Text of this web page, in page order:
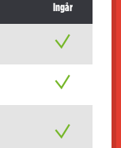
Ingår